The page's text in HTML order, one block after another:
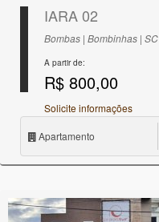
IARA 02
Bombas | Bombinhas | SC
A partir de:
R$ 800,00
Solicite informações
Apartamento